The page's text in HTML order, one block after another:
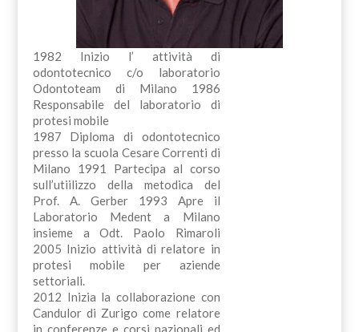
1982 Inizio l’ attività di
odontotecnico c/o laboratorio
Odontoteam di Milano 1986
Responsabile del laboratorio di
protesi mobile
1987 Diploma di odontotecnico
presso la scuola Cesare Correnti di
Milano 1991 Partecipa al corso
sull’utiilizzo della metodica del
Prof. A. Gerber 1993 Apre il
Laboratorio Medent a Milano
insieme a Odt. Paolo Rimaroli
2005 Inizio attività di relatore in
protesi mobile per aziende
settoriali.
2012 Inizia la collaborazione con
Candulor di Zurigo come relatore
in conferenze e corsi nazionali ed